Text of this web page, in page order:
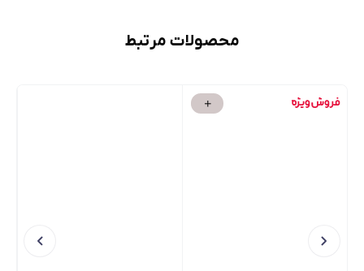
محصولات مرتبط